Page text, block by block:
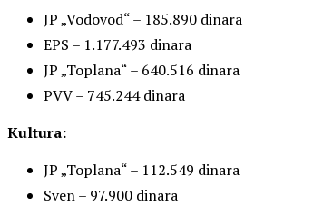
JP „Vodovod“ – 185.890 dinara
EPS – 1.177.493 dinara
JP „Toplana“ – 640.516 dinara
PVV – 745.244 dinara
Kultura:
JP „Toplana“ – 112.549 dinara
Sven – 97.900 dinara